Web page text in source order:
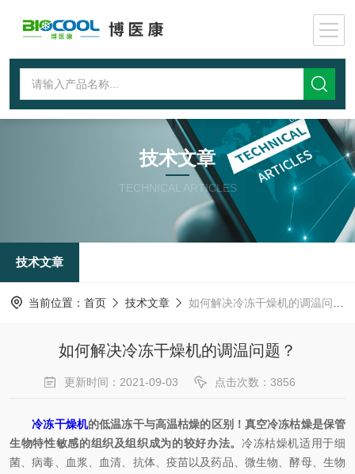
技术文章
TECHNICAL ARTICLES
技术文章
当前位置： 首页 技术文章 如何解决冷冻干燥机的调温问题？
如何解决冷冻干燥机的调温问题？
更新时间：2021-09-03 点击次数：3856
冷冻干燥机的低温冻干与高温枯燥的区别！真空冷冻枯燥是保管
生物特性敏感的组织及组织成为的较好办法。 冷冻枯燥机适用于细
菌、病毒、血浆、血清、抗体、疫苗以及药品、微生物、酵母、生物